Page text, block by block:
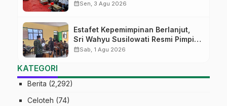
di Pati
calendar_monthSen, 3 Agu 2026
Estafet Kepemimpinan Berlanjut,
Sri Wahyu Susilowati Resmi Pimpin
MTs Ma’arif Sapuran
calendar_monthSab, 1 Agu 2026
KATEGORI
Berita (2,292)
Celoteh (74)